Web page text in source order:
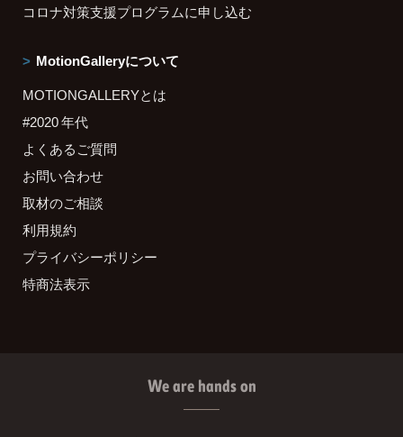
コロナ対策支援プログラムに申し込む
MotionGalleryについて
MOTIONGALLERYとは
#2020 年代
よくあるご質問
お問い合わせ
取材のご相談
利用規約
プライバシーポリシー
特商法表示
We are hands on